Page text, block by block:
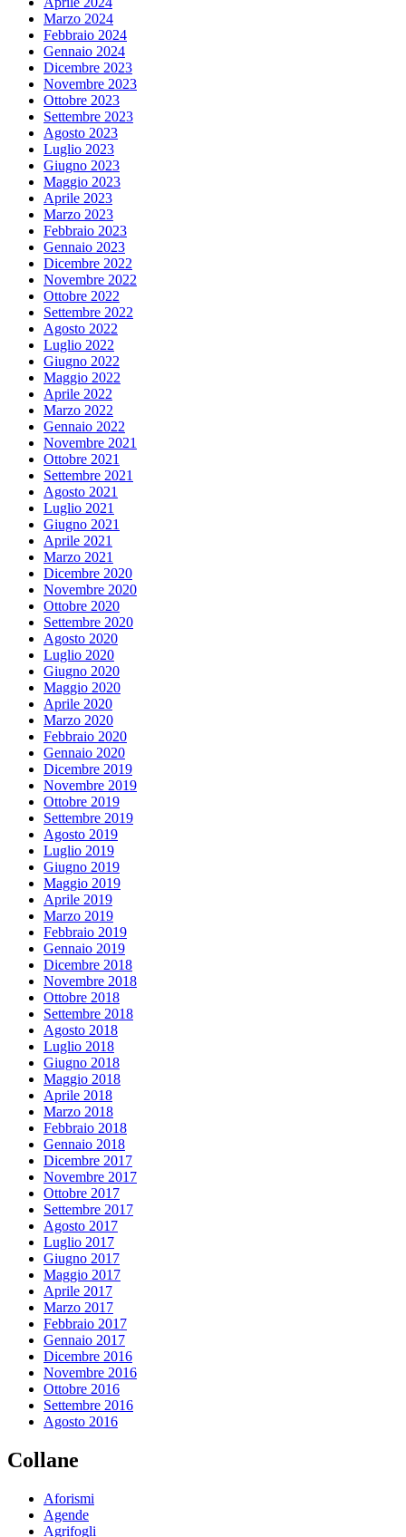
Marzo 2024
Febbraio 2024
Gennaio 2024
Dicembre 2023
Novembre 2023
Ottobre 2023
Settembre 2023
Agosto 2023
Luglio 2023
Giugno 2023
Maggio 2023
Aprile 2023
Marzo 2023
Febbraio 2023
Gennaio 2023
Dicembre 2022
Novembre 2022
Ottobre 2022
Settembre 2022
Agosto 2022
Luglio 2022
Giugno 2022
Maggio 2022
Aprile 2022
Marzo 2022
Gennaio 2022
Novembre 2021
Ottobre 2021
Settembre 2021
Agosto 2021
Luglio 2021
Giugno 2021
Aprile 2021
Marzo 2021
Dicembre 2020
Novembre 2020
Ottobre 2020
Settembre 2020
Agosto 2020
Luglio 2020
Giugno 2020
Maggio 2020
Aprile 2020
Marzo 2020
Febbraio 2020
Gennaio 2020
Dicembre 2019
Novembre 2019
Ottobre 2019
Settembre 2019
Agosto 2019
Luglio 2019
Giugno 2019
Maggio 2019
Aprile 2019
Marzo 2019
Febbraio 2019
Gennaio 2019
Dicembre 2018
Novembre 2018
Ottobre 2018
Settembre 2018
Agosto 2018
Luglio 2018
Giugno 2018
Maggio 2018
Aprile 2018
Marzo 2018
Febbraio 2018
Gennaio 2018
Dicembre 2017
Novembre 2017
Ottobre 2017
Settembre 2017
Agosto 2017
Luglio 2017
Giugno 2017
Maggio 2017
Aprile 2017
Marzo 2017
Febbraio 2017
Gennaio 2017
Dicembre 2016
Novembre 2016
Ottobre 2016
Settembre 2016
Agosto 2016
Collane
Aforismi
Agende
Agrifogli